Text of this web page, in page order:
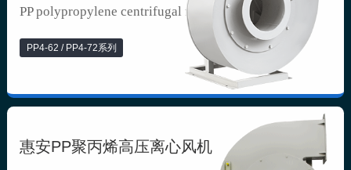
PP polypropylene centrifugal fan
PP4-62 / PP4-72系列
惠安PP聚丙烯高压离心风机